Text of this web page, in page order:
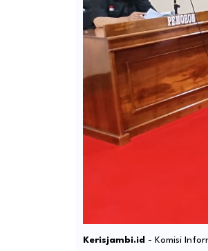
Kerisjambi.id - Komisi